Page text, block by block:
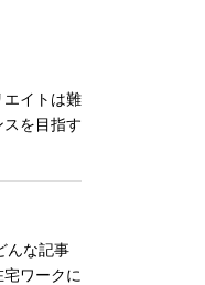
エイトは難
スを目指す
んな記事
ワークに